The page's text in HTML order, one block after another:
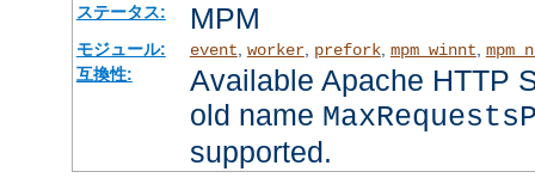
ステータス: MPM
モジュール: event worker, prefork, mpm_winnt
互換性:
Available Apache HTTP
old name
supported.